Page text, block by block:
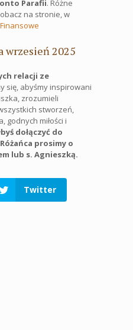
Parafii. Różne
na stronie, w
wrzesień 2025
relacji ze
się, abyśmy inspirowani
zrozumieli
stworzeń,
godnych miłości i
dołączyć do
prosimy o
lub s. Agnieszką.
Twitter